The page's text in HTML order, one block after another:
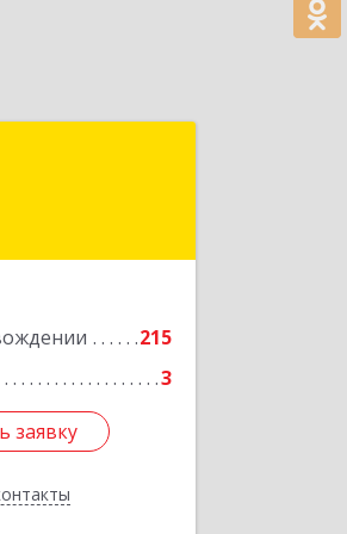
215
3
заявку
обл, Камышин
заявку